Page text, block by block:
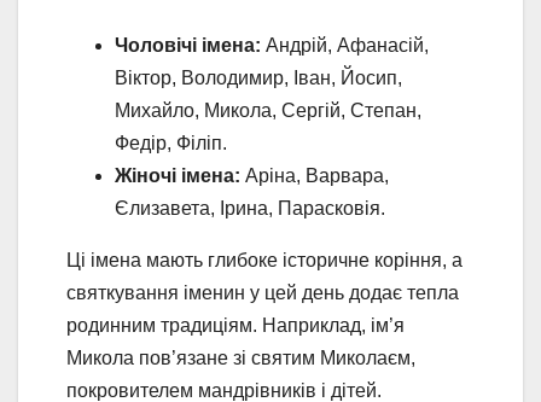
Чоловічі імена: Андрій, Афанасій,
Віктор, Володимир, Іван, Йосип,
Михайло, Микола, Сергій, Степан,
Федір, Філіп.
Жіночі імена: Аріна, Варвара,
Єлизавета, Ірина, Парасковія.
Ці імена мають глибоке історичне коріння, а
святкування іменин у цей день додає тепла
родинним традиціям. Наприклад, ім’я
Микола пов’язане зі святим Миколаєм,
покровителем мандрівників і дітей.